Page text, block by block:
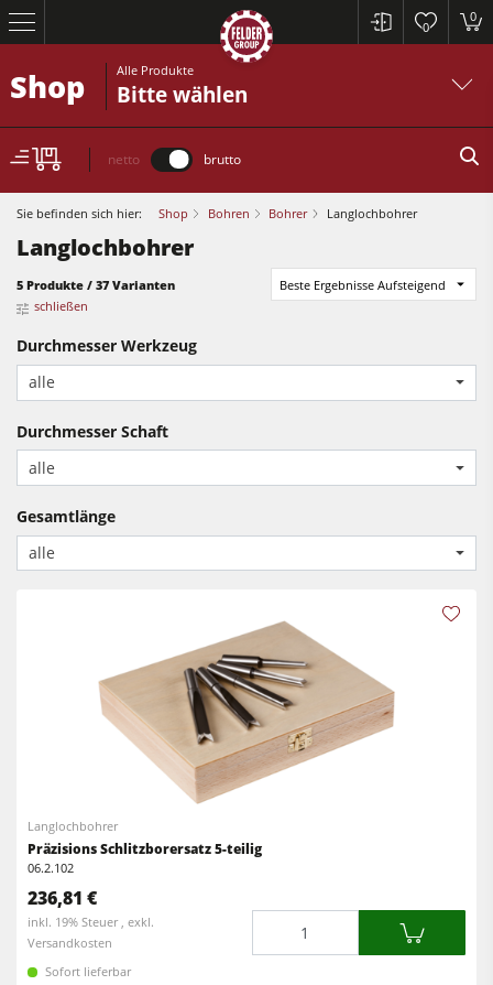
0
0
Kreissägen und Formatkreissägen
Hobelmaschinen
Kreissäge-Fräsmaschinen
CNC-Bearbeitungszentren
Langband- & Kantenschleifmaschinen
Bürst- und Bürstschleifmaschinen
Bandsägen
Bohrmaschinen
Druckbalkensägen & Plattenaufteilsägen
Brikettierpressen
Heizplattenpressen & Vakuumpressen
Rohluftabsauggeräte
Hobelmaschinen
Kreissäge-Fräsmaschinen
Kombimaschinen
Kantenanleimmaschinen
Schleifmaschinen
Bürstmaschine
Druckbalkensägen & Plattenaufteilsägen
Brikettierpressen
Absauggeräte & Entstauber
Vorschubapparate
Shop Alle Produkte
Bitte wählen
netto brutto
Sie befinden sich hier: Shop Bohren Bohrer Langlochbohrer
Langlochbohrer
5 Produkte / 37 Varianten
Beste Ergebnisse Aufsteigend
schließen
Durchmesser Werkzeug
alle
Durchmesser Schaft
alle
Gesamtlänge
alle
Langlochbohrer
Präzisions Schlitzborersatz 5-teilig
06.2.102
236,81 €
inkl. 19% Steuer , exkl.
Versandkosten
Sofort lieferbar